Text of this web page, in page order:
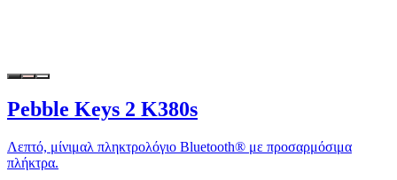
Pebble Keys 2 K380s
Λεπτό, μίνιμαλ πληκτρολόγιο Bluetooth® με προσαρμόσιμα
πλήκτρα.